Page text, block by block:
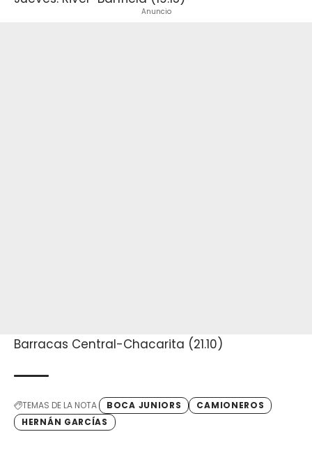
Anuncio
Barracas Central-Chacarita (21.10)
TEMAS DE LA NOTA BOCA JUNIORS
CAMIONEROS
HERNÁN GARCÍAS